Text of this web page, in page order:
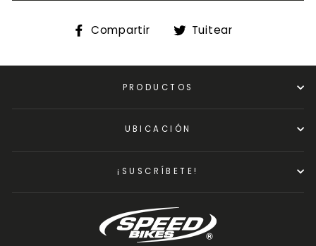
Compartir
Compartir
Tuitear
PRODUCTOS
UBICACIÓN
¡SUSCRÍBETE!